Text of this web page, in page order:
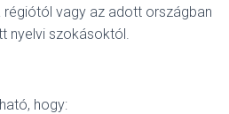
régiótól vagy az adott országban
nyelvi szokásoktól.
hogy: